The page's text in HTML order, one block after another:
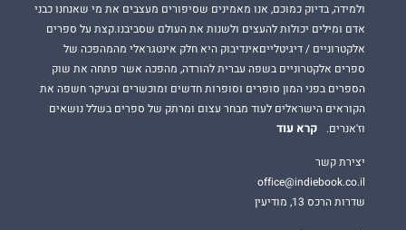
ולמידה, בדיוק כמוכם, אנו מאמינים שסיפורים מעצבים את מי שאנחנו כבני
אדם ומילים יכולות להעצים ולשנות את העולם שסביבנו.קצת על ספרים
אלקטרוניים / דיגיטלייםאינדיבוק היא חלק אינטגראלי מהמהפכה של
ספרים אלקטרוניים בשפה עברית להורדה, מהפכה אשר פתחה את שוק
הספרים בפני המון סופרים וסופרות חדשים ומוכשרים ובעיקר חשפה את
הקוראים הישראלים לעוד מבחר עצום ומרתק של ספרים בשלל נושאים
וז'אנרים.
קרא עוד
יצירת קשר
office@indiebook.co.il
שדרות הרכס 13, מודיעין